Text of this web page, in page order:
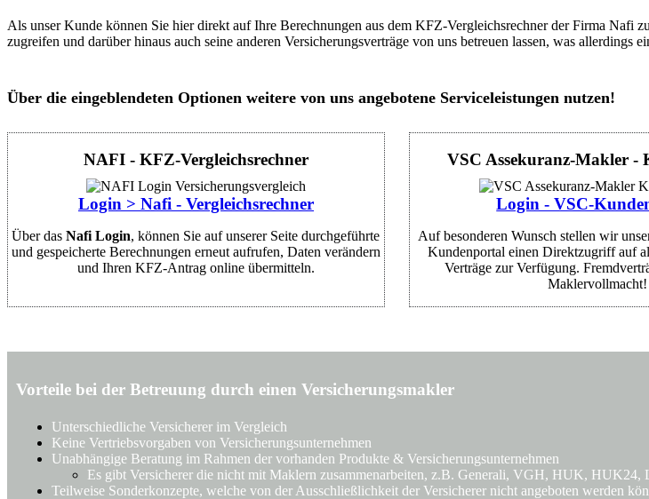
Als unser Kunde können Sie hier direkt auf Ihre Berechnungen aus dem KFZ-Vergleichsrechner der Firma Nafi
zugreifen und darüber hinaus auch seine anderen Versicherungsverträge von uns betreuen lassen, was allerdings
Über die eingeblendeten Optionen weitere von uns angebotene Serviceleistungen nutzen!
NAFI - KFZ-Vergleichsrechner
Login > Nafi - Vergleichsrechner
Über dasNafi Login, können Sie auf unserer Seite durchgeführte
und gespeicherte Berechnungen erneut aufrufen, Daten verändern
und Ihren KFZ-Antrag online übermitteln.
VSC Assekuranz-Makler -
Login - VSC-
Auf besonderen Wunsch stellen wir
Kundenportal einen Direktzugriff auf
Verträge zur Verfügung.
Maklervollmacht!
Vorteile bei der Betreuung durch einen Versicherungsmakler
Unterschiedliche Versicherer im Vergleich
Keine Vertriebsvorgaben von Versicherungsunternehmen
Unabhängige Beratung im Rahmen der vorhanden Produkte & Versicherungsunternehmen
Es gibt Versicherer die nicht mit Maklern zusammenarbeiten, z.B. Generali, VGH, HUK, HUK24,
Teilweise Sonderkonzepte, welche von der Ausschließlichkeit der Versicherer nicht angeboten werden